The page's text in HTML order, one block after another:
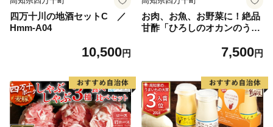
四万十川の地酒セットC ／
Hmm-A04
10,500円
お肉、お魚、お野菜に！絶品
甘酢「ひろしのオカンのうま
7,500円